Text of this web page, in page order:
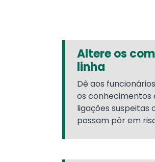
Altere os
linha
Dê aos
os conhecimentos
ligações suspeitas
possam pôr em